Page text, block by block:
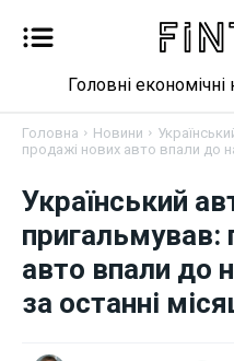
Новини
Бізнес
Головні економічні
Головна Новини
продажі нових авто впали до
Український
пригальмував:
авто впали до
за останні